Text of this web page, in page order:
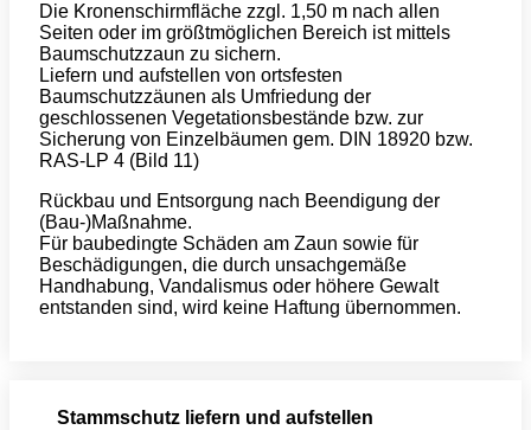
Die Kronenschirmfläche zzgl. 1,50 m nach allen
Seiten oder im größtmöglichen Bereich ist mittels
Baumschutzzaun zu sichern.
Liefern und aufstellen von ortsfesten
Baumschutzzäunen als Umfriedung der
geschlossenen Vegetationsbestände bzw. zur
Sicherung von Einzelbäumen gem. DIN 18920 bzw.
RAS-LP 4 (Bild 11)
Rückbau und Entsorgung nach Beendigung der
(Bau-)Maßnahme.
Für baubedingte Schäden am Zaun sowie für
Beschädigungen, die durch unsachgemäße
Handhabung, Vandalismus oder höhere Gewalt
entstanden sind, wird keine Haftung übernommen.
Stammschutz liefern und aufstellen